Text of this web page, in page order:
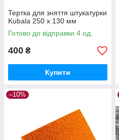
Тертка для зняття штукатурки
Kubala 250 х 130 мм
Готово до відправки 4 од.
400 ₴
Купити
–10%